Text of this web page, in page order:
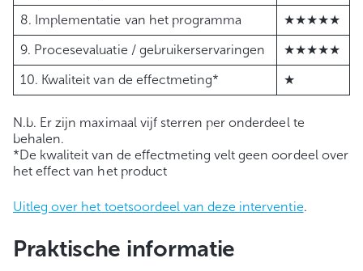
8. Implementatie van het programma
★★★★★
9. Procesevaluatie / gebruikerservaringen
★★★★★
10. Kwaliteit van de effectmeting*
★
N.b. Er zijn maximaal vijf sterren per onderdeel te
behalen.
*De kwaliteit van de effectmeting velt geen oordeel over
het effect van het product
Uitleg over het toetsoordeel van deze interventie.
Praktische informatie